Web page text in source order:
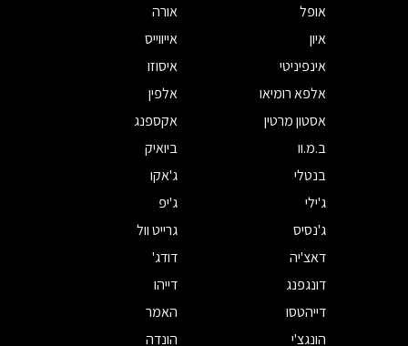
אופל
אורה
איון
אייווייס
אינפיניטי
איסוזו
אלפא רומיאו
אלפין
אסטון מרטין
אקספנג
ב.מ.וו
ביואיק
בנטלי
ג'אקו
ג'ילי
ג'יפ
ג'נסיס
גרייט וול
דאצ'יה
דודג'
דונגפנג
דייהו
דייהטסו
האמר
הונגצ'י
הונדה